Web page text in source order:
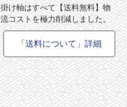
掛け軸はすべて【送料無料】物
流コストを極力削減しました。
「送料について」詳細